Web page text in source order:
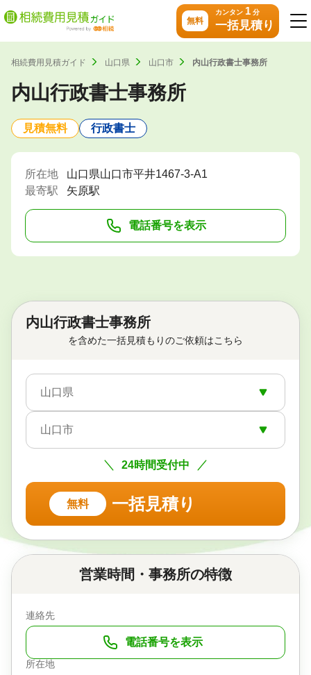
無料
カンタン 1分
一括見積り
相続費用見積ガイド 山口県 山口市 内山行政書士事務所
内山行政書士事務所
見積無料 行政書士
所在地
山口県山口市平井1467-3-A1
最寄駅
矢原駅
電話番号を表示
内山行政書士事務所
を含めた一括見積もりのご依頼はこちら
山口県
山口市
24時間受付中
無料 一括見積り
営業時間・事務所の特徴
連絡先
電話番号を表示
所在地